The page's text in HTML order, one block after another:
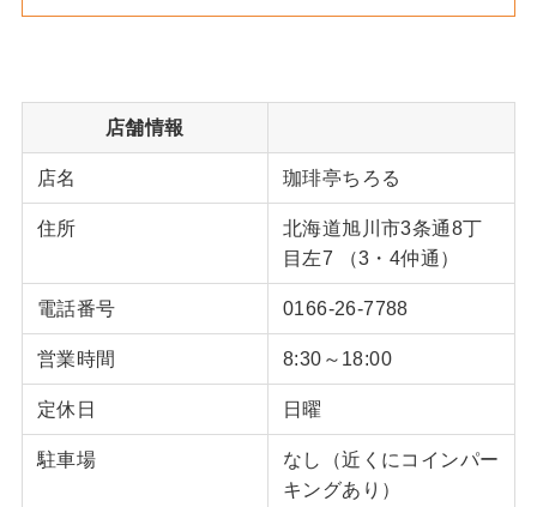
店舗情報
店名 珈琲亭ちろる
住所
北海道旭川市3条通8丁
目左7 （3・4仲通）
電話番号 0166-26-7788
営業時間 8:30～18:00
定休日 日曜
駐車場
なし（近くにコインパー
キングあり）